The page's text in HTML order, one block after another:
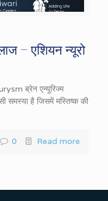
– एशियन न्यूरो
ब्रेन एन्यूरिज्म
समस्या है जिसमें मस्तिष्क की
0 Read more